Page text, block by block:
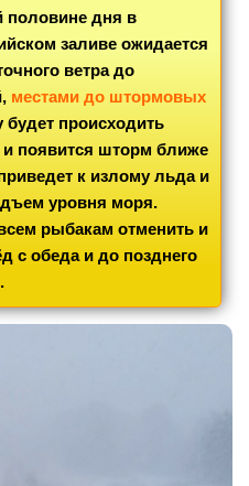
половине дня в
заливе ожидается
ветра до
местами до штормовых
будет происходить
и появится шторм ближе
к излому льда и
уровня моря.
рыбакам отменить и
с обеда и до позднего